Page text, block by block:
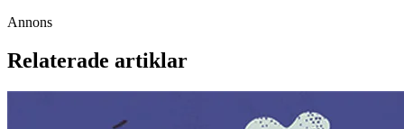
Annons
Relaterade artiklar